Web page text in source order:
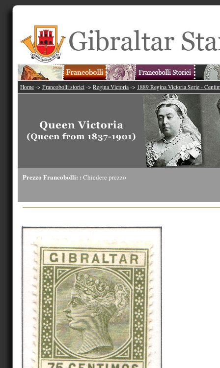
Home -> Francobolli storici -> Regina Victoria -> 1889 Regina Victoria Serie -
Prezzo Francobolli: : Chiedere prezzo